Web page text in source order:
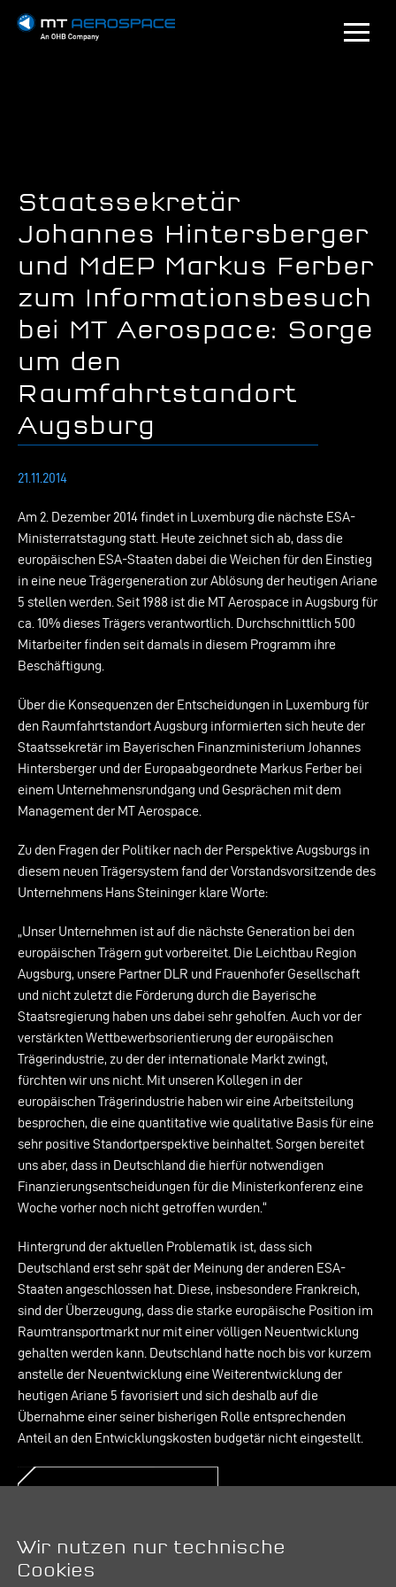
Staatssekretär
Johannes Hintersberger
und MdEP Markus Ferber
zum Informationsbesuch
bei MT Aerospace: Sorge
um den
Raumfahrtstandort
Augsburg
21.11.2014
Am 2. Dezember 2014 findet in Luxemburg die nächste ESA-
Ministerratstagung statt. Heute zeichnet sich ab, dass die
europäischen ESA-Staaten dabei die Weichen für den Einstieg
in eine neue Trägergeneration zur Ablösung der heutigen Ariane
5 stellen werden. Seit 1988 ist die MT Aerospace in Augsburg für
ca. 10% dieses Trägers verantwortlich. Durchschnittlich 500
Mitarbeiter finden seit damals in diesem Programm ihre
Beschäftigung.
Über die Konsequenzen der Entscheidungen in Luxemburg für
den Raumfahrtstandort Augsburg informierten sich heute der
Staatssekretär im Bayerischen Finanzministerium Johannes
Hintersberger und der Europaabgeordnete Markus Ferber bei
einem Unternehmensrundgang und Gesprächen mit dem
Management der MT Aerospace.
Zu den Fragen der Politiker nach der Perspektive Augsburgs in
diesem neuen Trägersystem fand der Vorstandsvorsitzende des
Unternehmens Hans Steininger klare Worte:
„Unser Unternehmen ist auf die nächste Generation bei den
europäischen Trägern gut vorbereitet. Die Leichtbau Region
Augsburg, unsere Partner DLR und Frauenhofer Gesellschaft
und nicht zuletzt die Förderung durch die Bayerische
Staatsregierung haben uns dabei sehr geholfen. Auch vor der
verstärkten Wettbewerbsorientierung der europäischen
Trägerindustrie, zu der der internationale Markt zwingt,
fürchten wir uns nicht. Mit unseren Kollegen in der
europäischen Trägerindustrie haben wir eine Arbeitsteilung
besprochen, die eine quantitative wie qualitative Basis für eine
sehr positive Standortperspektive beinhaltet. Sorgen bereitet
uns aber, dass in Deutschland die hierfür notwendigen
Finanzierungsentscheidungen für die Ministerkonferenz eine
Woche vorher noch nicht getroffen wurden.“
Hintergrund der aktuellen Problematik ist, dass sich
Deutschland erst sehr spät der Meinung der anderen ESA-
Staaten angeschlossen hat. Diese, insbesondere Frankreich,
sind der Überzeugung, dass die starke europäische Position im
Raumtransportmarkt nur mit einer völligen Neuentwicklung
gehalten werden kann. Deutschland hatte noch bis vor kurzem
anstelle der Neuentwicklung eine Weiterentwicklung der
heutigen Ariane 5 favorisiert und sich deshalb auf die
Übernahme einer seiner bisherigen Rolle entsprechenden
Anteil an den Entwicklungskosten budgetär nicht eingestellt.
E-Mail:
Wir nutzen nur technische
Cookies